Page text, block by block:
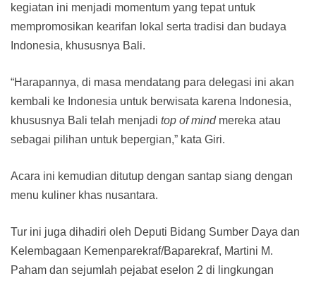
kegiatan ini menjadi momentum yang tepat untuk
mempromosikan kearifan lokal serta tradisi dan budaya
Indonesia, khususnya Bali.
“Harapannya, di masa mendatang para delegasi ini akan
kembali ke Indonesia untuk berwisata karena Indonesia,
khususnya Bali telah menjadi top of mindmereka atau
sebagai pilihan untuk bepergian,” kata Giri.
Acara ini kemudian ditutup dengan santap siang dengan
menu kuliner khas nusantara.
Tur ini juga dihadiri oleh Deputi Bidang Sumber Daya dan
Kelembagaan Kemenparekraf/Baparekraf, Martini M.
Paham dan sejumlah pejabat eselon 2 di lingkungan